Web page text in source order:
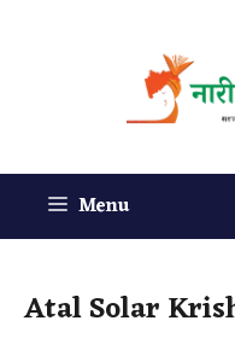
Menu
Atal Solar